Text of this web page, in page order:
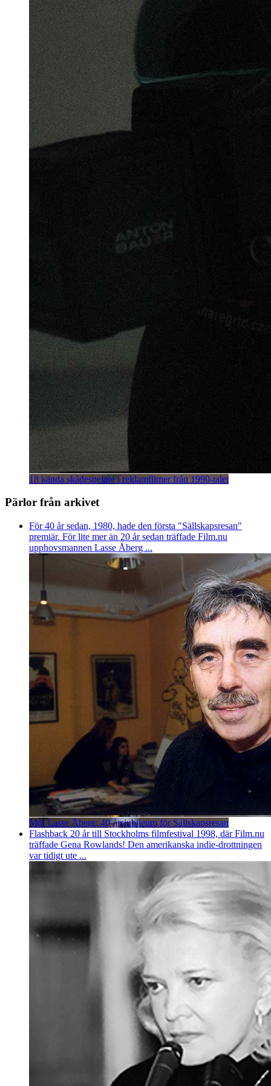
18 kända skådespelare i reklamfilmer från 1990-talet
Pärlor från arkivet
För 40 år sedan, 1980, hade den första "Sällskapsresan"
premiär. För lite mer än 20 år sedan träffade Film.nu
upphovsmannen Lasse Åberg ...
Möt Lasse Åberg: 40-årsjubileum för Sällskapsresan
Flashback 20 år till Stockholms filmfestival 1998, där Film.nu
träffade Gena Rowlands! Den amerikanska indie-drottningen
var tidigt ute ...